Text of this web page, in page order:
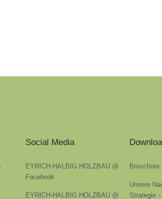
Social Media
EYRICH-HALBIG HOLZBAU @
Facebook
EYRICH-HALBIG HOLZBAU @
Broschüre
Unsere
Strategie -